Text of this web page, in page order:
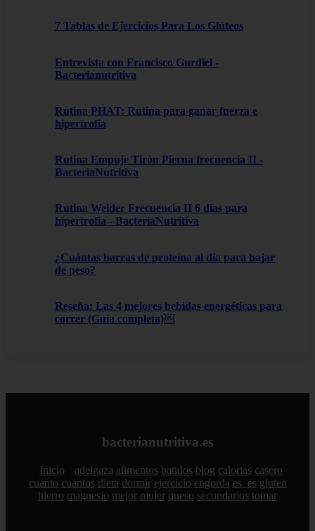
7 Tablas de Ejercicios Para Los Glúteos
Entrevista con Francisco Gurdiel -
Bacterianutritiva
Rutina PHAT: Rutina para ganar fuerza e
hipertrofia
Rutina Empuje Tirón Pierna frecuencia II -
BacteriaNutritiva
Rutina Weider Frecuencia II 6 días para
hipertrofia - BacteriaNutritiva
¿Cuántas barras de proteína al día para bajar
de peso?
Reseña: Las 4 mejores bebidas energéticas para
correr (Guía completa)￼
bacterianutritiva.es
Inicio adelgaza alimentos batidos blog calorias casero
cuanto cuantos dieta dormir ejercicio engorda es_es gluten
hierro magnesio mejor mujer queso secundarios tomar